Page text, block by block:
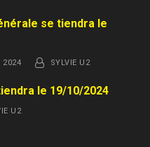
se tiendra le
2024 SYLVIE U2
le 19/10/2024
U2